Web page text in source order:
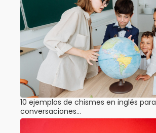
10 ejemplos de chismes en inglés
conversaciones…